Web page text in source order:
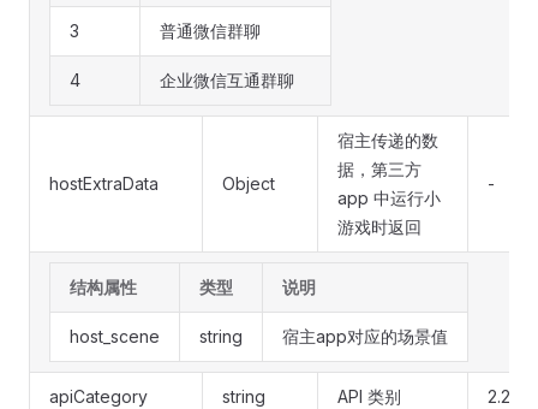
3 普通微信群聊
4 企业微信互通群聊
hostExtraData Object
宿主传递的数
据，第三方
app 中运行小
游戏时返回
-
结构属性 类型 说明
host_scene string 宿主app对应的场景值
apiCategory string API 类别 2.20.0